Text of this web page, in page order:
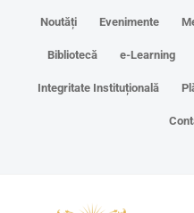
Noutăți Evenimente
Bibliotecă e-Learning
Integritate Instituțională